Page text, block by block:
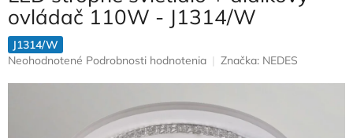
ovládač 110W - J1314/W
J1314/W
Priemerné
Neohodnotené Podrobnosti hodnotenia Značka: NEDES